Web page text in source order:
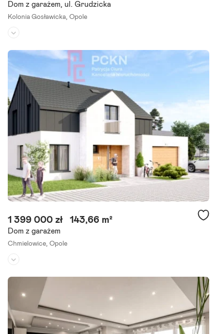
Dom z garażem, ul. Grudzicka
Kolonia Gosławicka, Opole
Liczba pokoi:5
Powierzchnia działki: 776 m²
Dom wolnostojący z potencjałem zlokalizowany w dzielnicy Kolonia
Gosławicka w Opolu, przy ul. Grudzickiej. Na sprzedaż nieruchomo
ść gruntowa o powierzchni 776 m , położona.
Szczegóły ogłoszenia
Dom z garażem
Chmielowice, Opole
1 399 000 zł 143,66 m²
Liczba pokoi:
Powierzchnia działki:
Lipcowy Zakątek komfort, spokój i nowoczesne budownictwo w C
hmielowicach Lipcowy Zakątek to kameralne osiedle nowych domó